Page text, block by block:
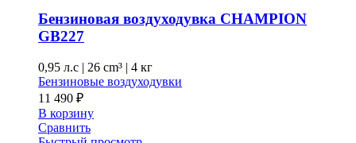
Бензиновая воздуходувка CHAMPION
GB227
0,95 л.с | 26 cm³ | 4 кг
Бензиновые воздуходувки
11 490 ₽
В корзину
Сравнить